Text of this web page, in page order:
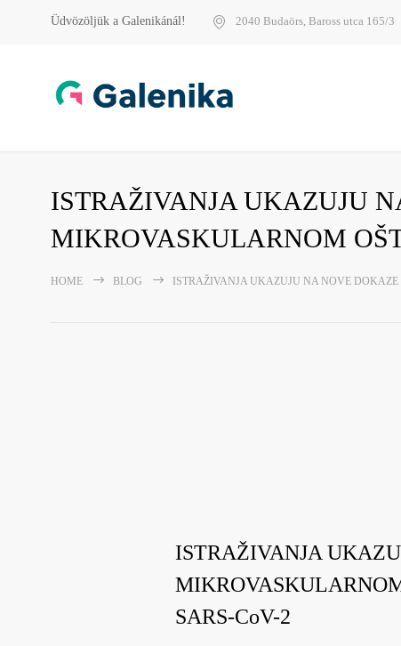
Üdvözöljük a Galenikánál! 2040 Budaörs, Baross utca 165/3
ISTRAŽIVANJA UKAZUJU
MIKROVASKULARNOM
HOME BLOG ISTRAŽIVANJA UKAZUJU NA NOVE
ISTRAŽIVANJA
SARS-CoV-2